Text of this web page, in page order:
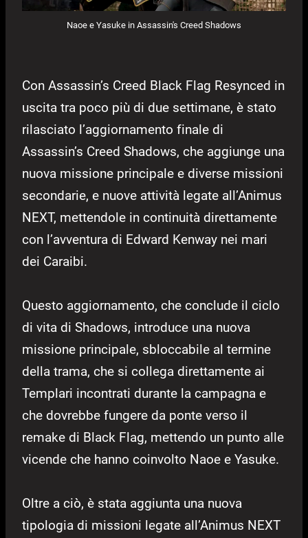
Naoe e Yasuke in Assassin's Creed Shadows
Con Assassin’s Creed Black Flag Resynced in
uscita tra poco più di due settimane, è stato
rilasciato l’aggiornamento finale di
Assassin’s Creed Shadows, che aggiunge una
nuova missione principale e diverse missioni
secondarie, e nuove attività legate all’Animus
NEXT, mettendole in continuità direttamente
con l’avventura di Edward Kenway nei mari
dei Caraibi.
Questo aggiornamento, che conclude il ciclo
di vita di Shadows, introduce una nuova
missione principale, sbloccabile al termine
della trama, che si collega direttamente ai
Templari incontrati durante la campagna e
che dovrebbe fungere da ponte verso il
remake di Black Flag, mettendo un punto alle
vicende che hanno coinvolto Naoe e Yasuke.
Oltre a ciò, è stata aggiunta una nuova
tipologia di missioni legate all’Animus NEXT